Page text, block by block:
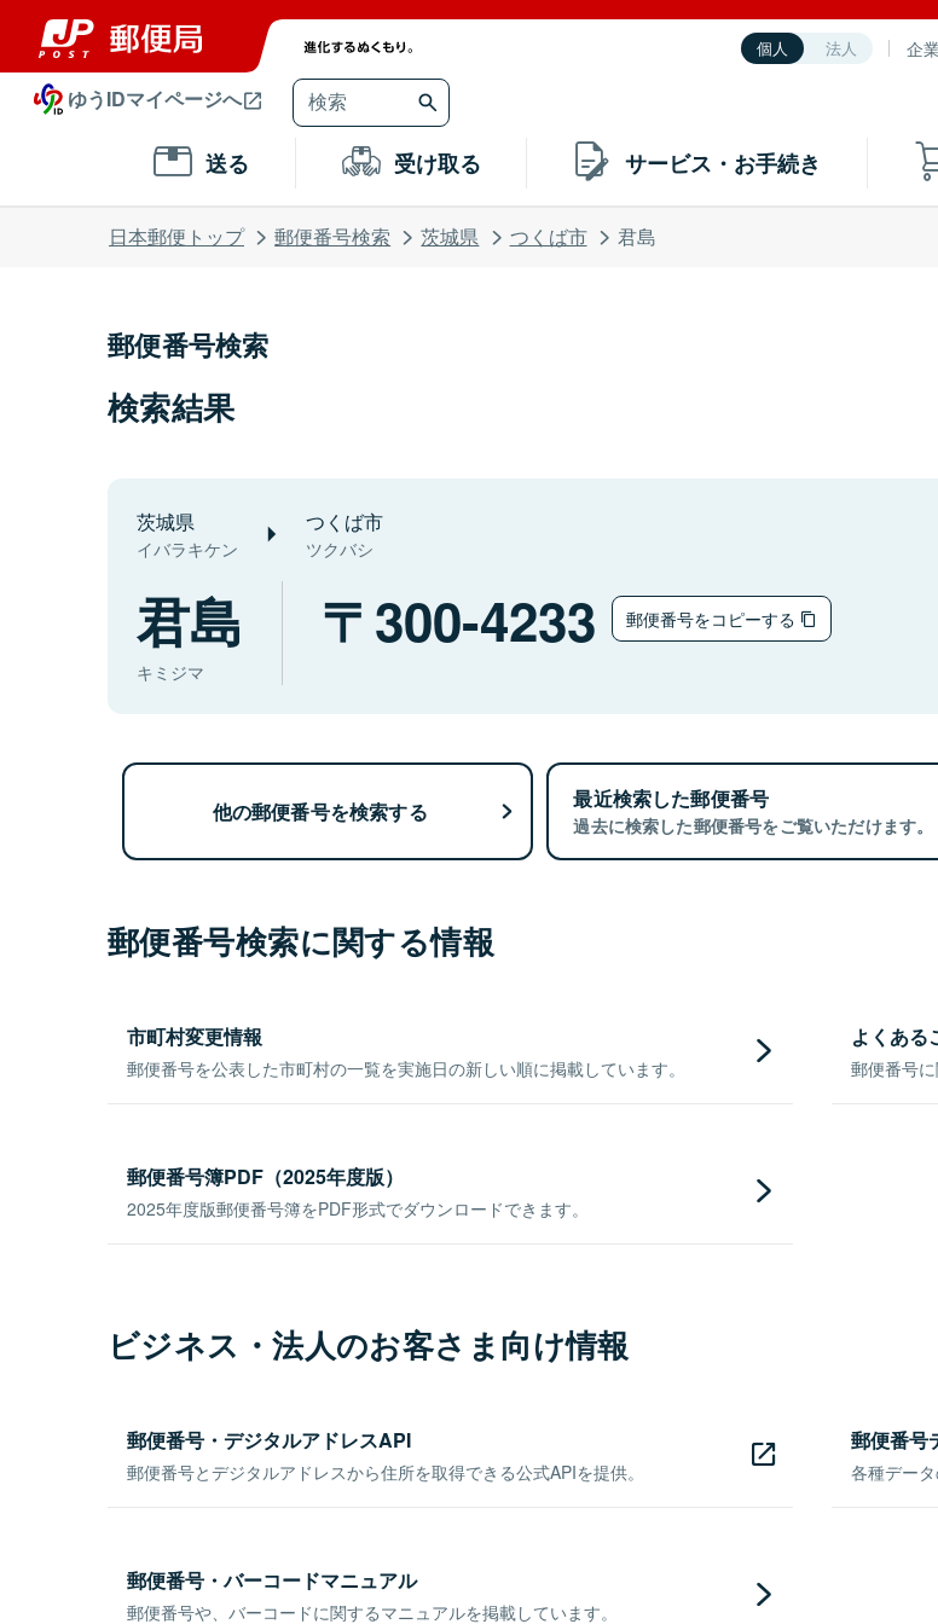
個人 法人 企
ゆうIDマイページへ
送る 受け取る サービス・お手続き
日本郵便トップ 郵便番号検索 茨城県 つくば市 君島
郵便番号検索
検索結果
茨城県
イバラキケン
つくば市
ツクバシ
君島
キミジマ
300-4233 郵便番号をコピーする
他の郵便番号を検索する 最近検索した郵便番号
過去に検索した郵便番号をご覧いただけます。
郵便番号検索に関する情報
市町村変更情報
郵便番号を公表した市町村の一覧を実施日の新しい順に掲載しています。
よくある
郵便番号
郵便番号簿PDF（2025年度版）
2025年度版郵便番号簿をPDF形式でダウンロードできます。
ビジネス・法人のお客さま向け情報
郵便番号・デジタルアドレスAPI
郵便番号とデジタルアドレスから住所を取得できる公式APIを提供。
郵便番号
各種デー
郵便番号・バーコードマニュアル
郵便番号や、バーコードに関するマニュアルを掲載しています。